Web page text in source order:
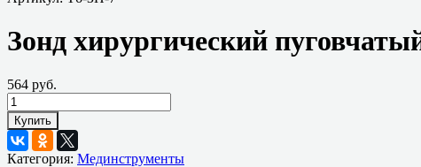
Зонд хирургический
564 руб.
Купить
Категория: Мединструменты